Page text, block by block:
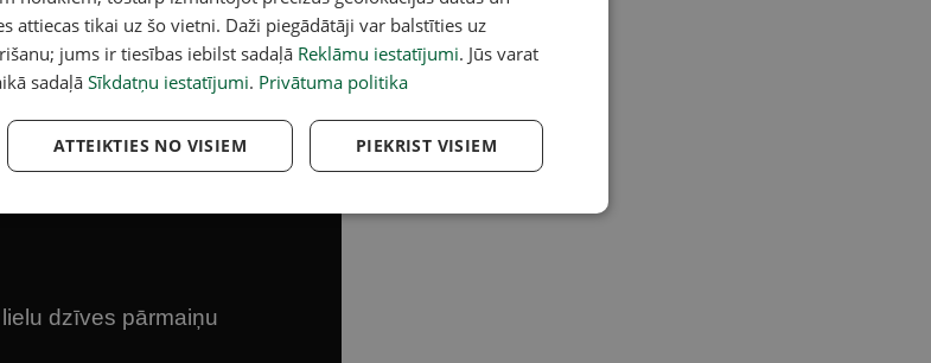
attiecas tikai uz šo vietni. Daži piegādātāji var balstīties uz
jums ir tiesības iebilst sadaļā Reklāmu iestatījumi. Jūs varat
sadaļā Sīkdatņu iestatījumi. Privātuma politika
PIEKRIST VISIEM
ATTEIKTIES NO VISIEM